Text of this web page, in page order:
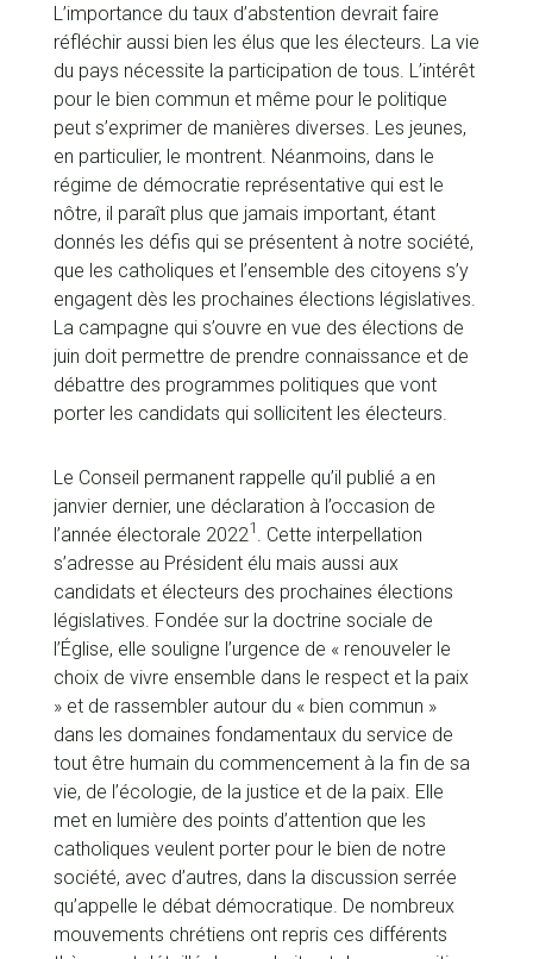
L’importance du taux d’abstention devrait faire
réfléchir aussi bien les élus que les électeurs. La vie
du pays nécessite la participation de tous. L’intérêt
pour le bien commun et même pour le politique
peut s’exprimer de manières diverses. Les jeunes,
en particulier, le montrent. Néanmoins, dans le
régime de démocratie représentative qui est le
nôtre, il paraît plus que jamais important, étant
donnés les défis qui se présentent à notre société,
que les catholiques et l’ensemble des citoyens s’y
engagent dès les prochaines élections législatives.
La campagne qui s’ouvre en vue des élections de
juin doit permettre de prendre connaissance et de
débattre des programmes politiques que vont
porter les candidats qui sollicitent les électeurs.
Le Conseil permanent rappelle qu’il publié a en
janvier dernier, une déclaration à l’occasion de
l’année électorale 20221 . Cette interpellation
s’adresse au Président élu mais aussi aux
candidats et électeurs des prochaines élections
législatives. Fondée sur la doctrine sociale de
l’Église, elle souligne l’urgence de « renouveler le
choix de vivre ensemble dans le respect et la paix
» et de rassembler autour du « bien commun »
dans les domaines fondamentaux du service de
tout être humain du commencement à la fin de sa
vie, de l’écologie, de la justice et de la paix. Elle
met en lumière des points d’attention que les
catholiques veulent porter pour le bien de notre
société, avec d’autres, dans la discussion serrée
qu’appelle le débat démocratique. De nombreux
mouvements chrétiens ont repris ces différents